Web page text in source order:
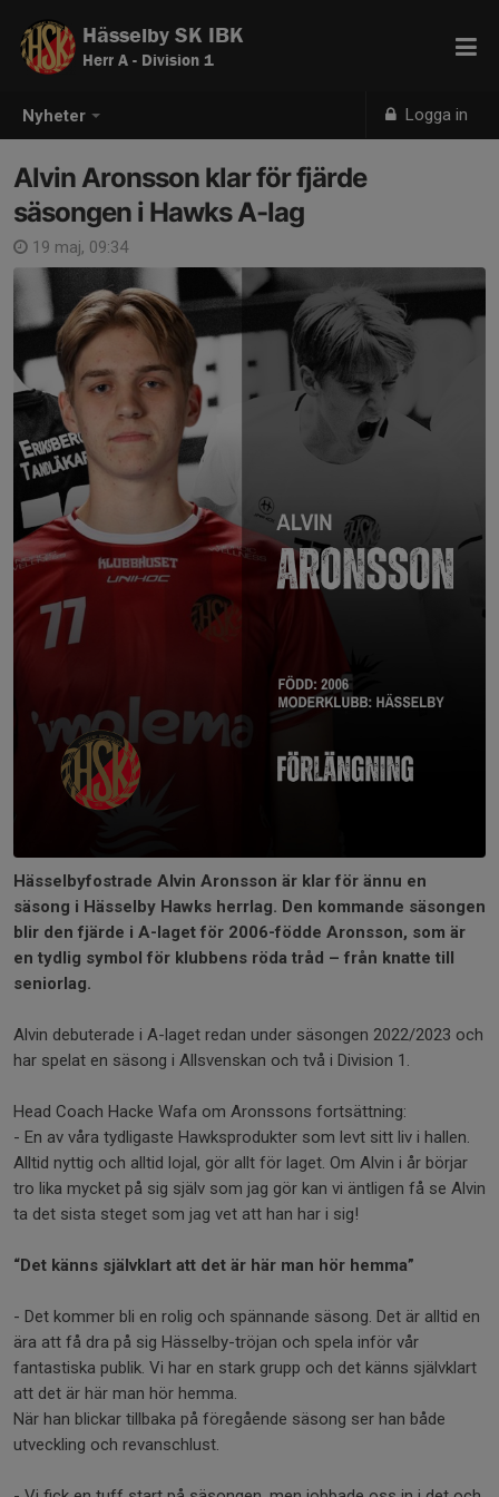
Nyheter Logga in
Hässelby SK IBK
Herr A - Division 1
Alvin Aronsson klar för fjärde
säsongen i Hawks A-lag
19 maj, 09:34
Hässelbyfostrade Alvin Aronsson är klar för ännu en
säsong i Hässelby Hawks herrlag. Den kommande säsongen
blir den fjärde i A-laget för 2006-födde Aronsson, som är
en tydlig symbol för klubbens röda tråd – från knatte till
seniorlag.
Alvin debuterade i A-laget redan under säsongen 2022/2023 och
har spelat en säsong i Allsvenskan och två i Division 1.
Head Coach Hacke Wafa om Aronssons fortsättning:
- En av våra tydligaste Hawksprodukter som levt sitt liv i hallen.
Alltid nyttig och alltid lojal, gör allt för laget. Om Alvin i år börjar
tro lika mycket på sig själv som jag gör kan vi äntligen få se Alvin
ta det sista steget som jag vet att han har i sig!
“Det känns självklart att det är här man hör hemma”
- Det kommer bli en rolig och spännande säsong. Det är alltid en
ära att få dra på sig Hässelby-tröjan och spela inför vår
fantastiska publik. Vi har en stark grupp och det känns självklart
att det är här man hör hemma.
När han blickar tillbaka på föregående säsong ser han både
utveckling och revanschlust.